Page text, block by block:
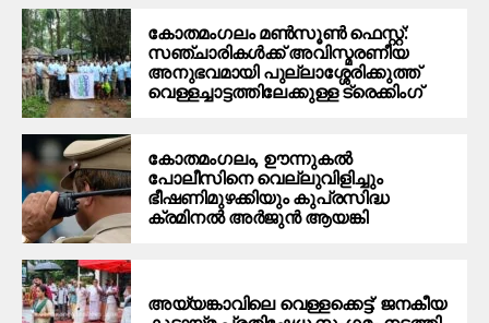
കോതമംഗലം മൺസൂൺ ഫെസ്റ്റ്:
സഞ്ചാരികൾക്ക് അവിസ്മരണീയ
അനുഭവമായി പുല്ലാശ്ശേരിക്കുത്ത്
വെള്ളച്ചാട്ടത്തിലേക്കുള്ള ട്രെക്കിംഗ്
കോതമംഗലം, ഊന്നുകൽ
പോലീസിനെ വെല്ലുവിളിച്ചും
ഭീഷണിമുഴക്കിയും കുപ്രസിദ്ധ
ക്രമിനല്‍ അര്‍ജുന്‍ ആയങ്കി
അയ്യങ്കാവിലെ വെള്ളക്കെട്ട്: ജനകീയ